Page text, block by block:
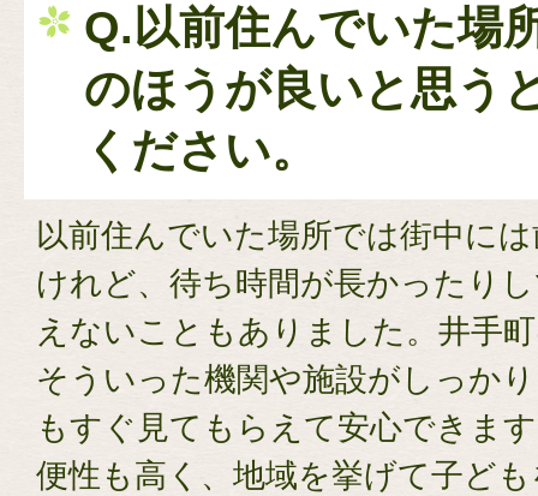
Q.以前住んでいた場
のほうが良いと思う
ください。
以前住んでいた場所では街中に
けれど、待ち時間が長かったり
えないこともありました。井手
そういった機関や施設がしっか
もすぐ見てもらえて安心できま
便性も高く、地域を挙げて子ど